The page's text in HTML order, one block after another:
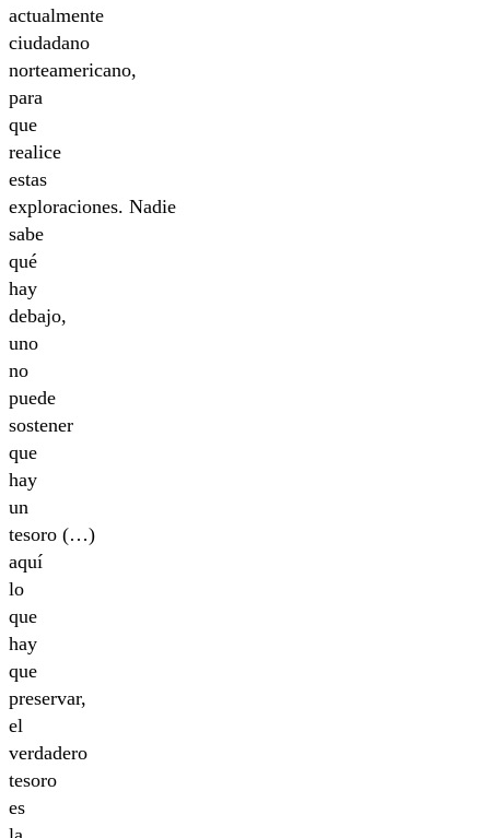
actualmente
ciudadano
norteamericano,
para
que
realice
estas
exploraciones. Nadie
sabe
qué
hay
debajo,
uno
no
puede
sostener
que
hay
un
tesoro (…)
aquí
lo
que
hay
que
preservar,
el
verdadero
tesoro
es